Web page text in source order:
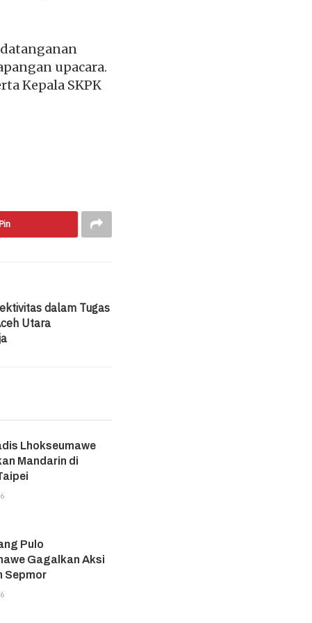
upacara.
Kepala SKPK
dalam Tugas
Utara
Lhokseumawe
Mandarin di
Pulo
Gagalkan Aksi
Sepmor